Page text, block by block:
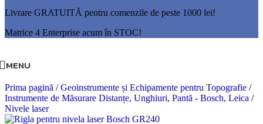
Livrare GRATUITĂ pentru comenzile de peste 1000 lei!
Matrice 4 Enterprise acum în STOC!
MENU
Prima pagină / Geoinstrumente și Echipamente pentru Topografie /
Instrumente de Măsurare Distanțe, Unghiuri, Pantă - Bosch, Leica /
Nivele laser